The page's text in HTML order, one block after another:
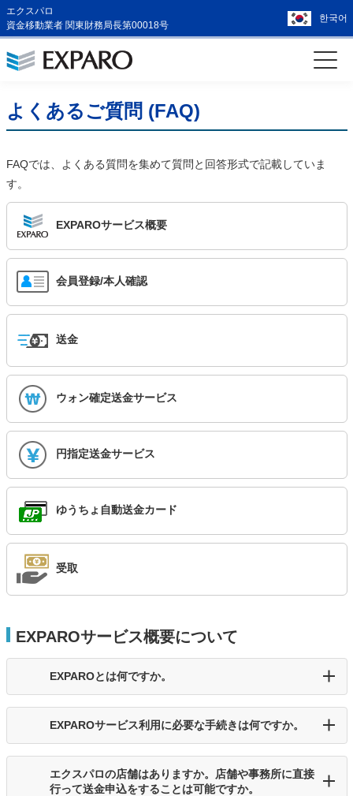
エクスパロ
資金移動業者 関東財務局長第00018号
한국어
よくあるご質問 (FAQ)
FAQでは、よくある質問を集めて質問と回答形式で記載していま
す。
EXPAROサービス概要
会員登録/本人確認
送金
ウォン確定送金サービス
円指定送金サービス
ゆうちょ自動送金カード
受取
EXPAROサービス概要について
EXPAROとは何ですか。
EXPAROサービス利用に必要な手続きは何ですか。
エクスパロの店舗はありますか。店舗や事務所に直接
行って送金申込をすることは可能ですか。